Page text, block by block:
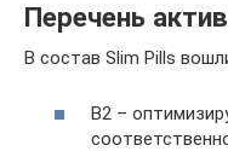
Перечень
В состав Slim Pills
В2 –